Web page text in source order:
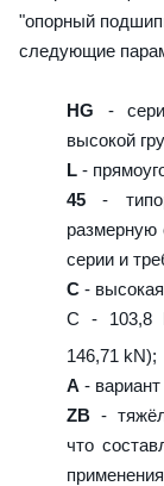
"опорный
следующие
HG -
высокой
L -
45 -
размерную
серии и
C -
C - 103,8
146,71 kN);
A -
ZB -
что